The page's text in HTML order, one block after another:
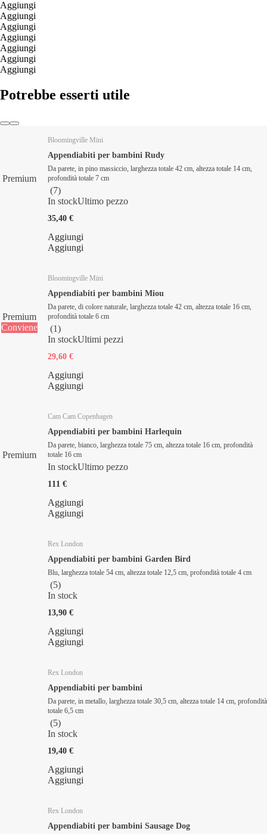
Aggiungi
Aggiungi
Aggiungi
Aggiungi
Aggiungi
Aggiungi
Aggiungi
Potrebbe esserti utile
Premium
Bloomingville Mini
Appendiabiti per bambini Rudy
Da parete, in pino massiccio, larghezza totale 42 cm, altezza totale 14 cm,
profondità totale 7 cm
(7)
In stockUltimo pezzo
35,40 €
Aggiungi
Aggiungi
Premium
Conviene
Bloomingville Mini
Appendiabiti per bambini Miou
Da parete, di colore naturale, larghezza totale 42 cm, altezza totale 16 cm,
profondità totale 6 cm
(1)
In stockUltimi pezzi
29,60 €
Aggiungi
Aggiungi
Premium
Cam Cam Copenhagen
Appendiabiti per bambini Harlequin
Da parete, bianco, larghezza totale 75 cm, altezza totale 16 cm, profondità
totale 16 cm
In stockUltimo pezzo
111 €
Aggiungi
Aggiungi
Rex London
Appendiabiti per bambini Garden Bird
Blu, larghezza totale 54 cm, altezza totale 12,5 cm, profondità totale 4 cm
(5)
In stock
13,90 €
Aggiungi
Aggiungi
Rex London
Appendiabiti per bambini
Da parete, in metallo, larghezza totale 30,5 cm, altezza totale 14 cm, profondità
totale 6,5 cm
(5)
In stock
19,40 €
Aggiungi
Aggiungi
Rex London
Appendiabiti per bambini Sausage Dog